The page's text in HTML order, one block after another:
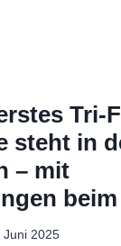
Tri-
steht in
– mit
Juni 2025